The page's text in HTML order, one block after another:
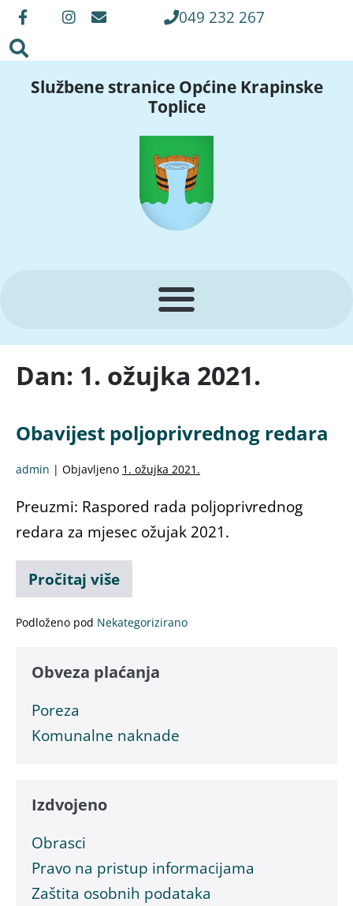
049 232 267
Službene stranice Općine Krapinske
Toplice
Dan: 1. ožujka 2021.
Obavijest poljoprivrednog redara
admin | Objavljeno 1. ožujka 2021.
Preuzmi: Raspored rada poljoprivrednog
redara za mjesec ožujak 2021.
Pročitaj više
Podloženo pod Nekategorizirano
Obveza plaćanja
Poreza
Komunalne naknade
Izdvojeno
Obrasci
Pravo na pristup informacijama
Zaštita osobnih podataka